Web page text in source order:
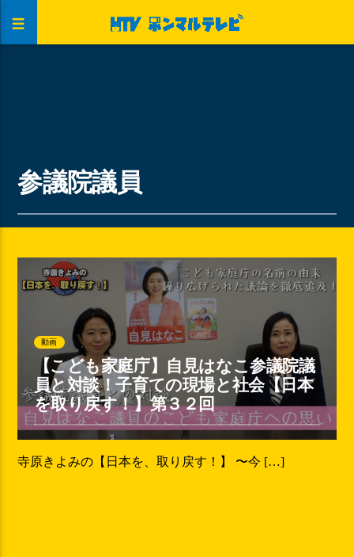
参議院議員
動画
【こども家庭庁】自見はなこ参議院議
員と対談！子育ての現場と社会【日本
を取り戻す！】第３２回
寺原きよみの【日本を、取り戻す！】 〜今 […]